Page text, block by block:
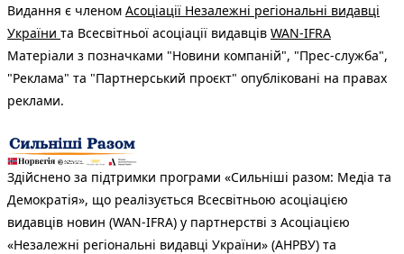
Видання є членом Асоціації Незалежні регіональні видавці
України та Всесвітньої асоціації видавців WAN-IFRA
Матеріали з позначками "Новини компаній", "Прес-служба",
"Реклама" та "Партнерський проєкт" опубліковані на правах
реклами.
Здійснено за підтримки програми «Сильніші разом: Медіа та
Демократія», що реалізується Всесвітньою асоціацією
видавців новин (WAN-IFRA) у партнерстві з Асоціацією
«Незалежні регіональні видавці України» (АНРВУ) та